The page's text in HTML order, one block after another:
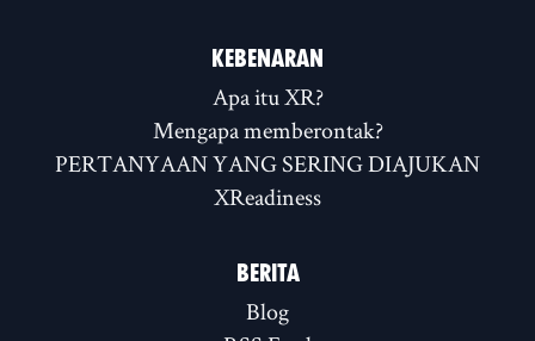
KEBENARAN
Apa itu XR?
Mengapa memberontak?
PERTANYAAN YANG SERING DIAJUKAN
XReadiness
BERITA
Blog